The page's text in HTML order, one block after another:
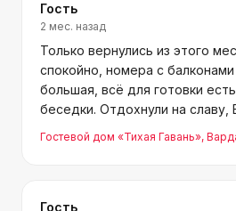
Гость
2 мес. назад
Только вернулись из этого
спокойно, номера с
большая, всё для готовки
беседки. Отдохнули на славу,
заботливая и дружелюбная.
отдых в Вардане — это оно.
Гостевой дом «Тихая Гавань»,
Гость